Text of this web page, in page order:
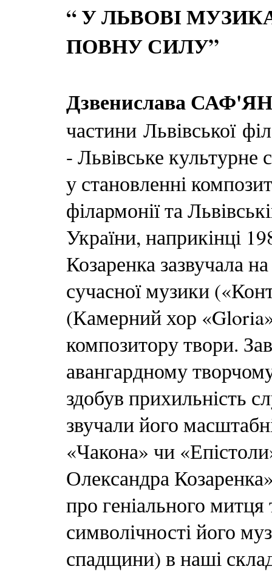
“ У ЛЬВОВІ
ПОВНУ СИЛУ”
Дзвенислава САФ'ЯН
частини Львівської
- Львівське культурне
у становленні
філармонії та
України, наприкінці
Козаренка зазвучала
сучасної музики
(Камерний хор
композитору твори.
авангардному
здобув прихильність
звучали його
«Чакона» чи
Олександра
про геніального митця
символічності його
спадщини) в наші